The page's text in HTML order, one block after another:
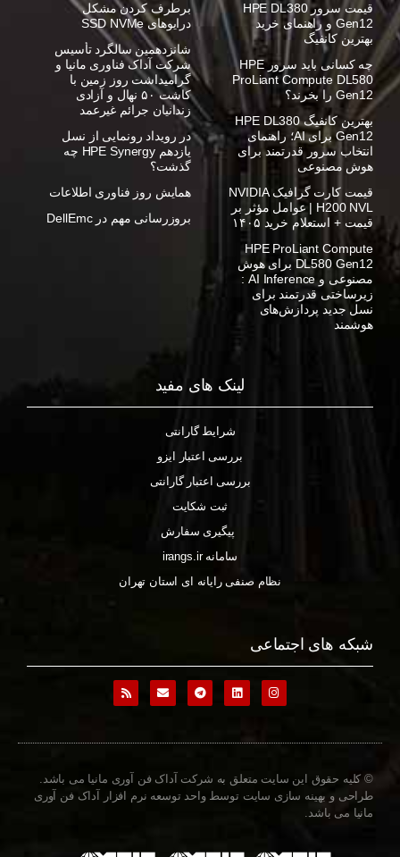
قیمت سرور HPE DL380
Gen12 و راهنمای خرید
بهترین کانفیگ
چه کسانی باید سرور HPE
ProLiant Compute DL580
Gen12 را بخرند؟
بهترین کانفیگ HPE DL380
Gen12 برای AI؛ راهنمای
انتخاب سرور قدرتمند برای
هوش مصنوعی
قیمت کارت گرافیک NVIDIA
H200 NVL | عوامل مؤثر بر
قیمت + استعلام خرید ۱۴۰۵
HPE ProLiant Compute
DL580 Gen12 برای هوش
مصنوعی و AI Inference :
زیرساختی قدرتمند برای
نسل جدید پردازش‌های
هوشمند
برطرف کردن مشکل
درایوهای SSD NVMe
شانزدهمین سالگرد تأسیس
شرکت آداک فناوری مانیا و
گرامیداشت روز زمین با
کاشت ۵۰ نهال و آزادی
زندانیان جرائم غیرعمد
در رویداد رونمایی از نسل
یازدهم HPE Synergy چه
گذشت؟
همایش روز فناوری اطلاعات
بروزرسانی مهم در DellEmc
لینک های مفید
شرایط گارانتی
بررسی اعتبار ایزو
بررسی اعتبار گارانتی
ثبت شکایت
پیگیری سفارش
سامانه irangs.ir
نظام صنفی رایانه ای استان تهران
شبکه های اجتماعی
© کلیه حقوق این سایت متعلق به شرکت آداک فن آوری مانیا می باشد.
طراحی و بهینه سازی سایت توسط واحد توسعه نرم افزار آداک فن آوری
مانیا می باشد.